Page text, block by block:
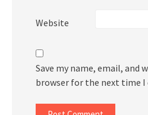
Website
Save my name, email, and
browser for the next time I